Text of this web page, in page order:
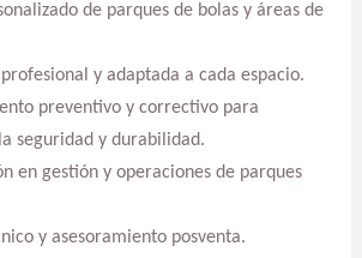
de parques de bolas y áreas de
profesional y adaptada a cada espacio.
preventivo y correctivo para
seguridad y durabilidad.
en gestión y operaciones de parques
y asesoramiento posventa.